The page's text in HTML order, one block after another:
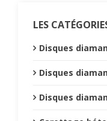
LES
Disques
Disques
Disques